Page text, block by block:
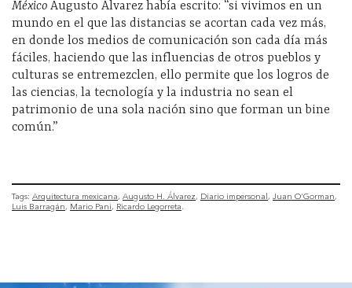
México Augusto Álvarez había escrito: “si vivimos en un
mundo en el que las distancias se acortan cada vez más,
en donde los medios de comunicación son cada día más
fáciles, haciendo que las influencias de otros pueblos y
culturas se entremezclen, ello permite que los logros de
las ciencias, la tecnología y la industria no sean el
patrimonio de una sola nación sino que forman un bine
común.”
Tags: Arquitectura mexicana Augusto H. Álvarez Diario impersonal Juan O'Gorman
Luis Barragán
Mario Pani Ricardo Legorreta